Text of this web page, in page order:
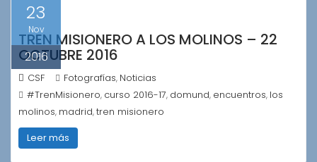
23
Nov
2016
TREN MISIONERO A LOS MOLINOS – 22
OCTUBRE 2016
CSF Fotografías, Noticias
#TrenMisionero, curso 2016-17, domund, encuentros, los
molinos, madrid,tren misionero
Leer más